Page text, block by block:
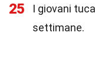
25
I giovani
settimane.